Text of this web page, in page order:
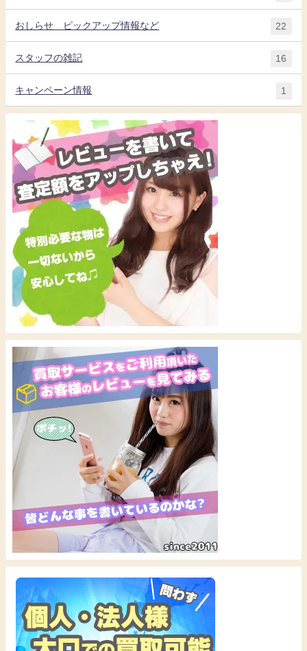
おしらせ ピックアップ情報など 22
スタッフの雑記 16
キャンペーン情報 1